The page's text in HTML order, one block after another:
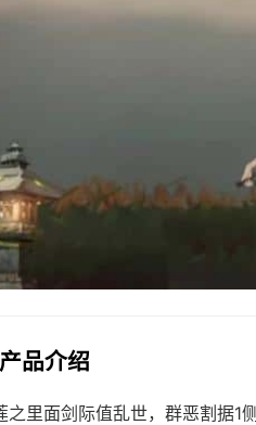
品介绍
之里面剑际值乱世，群恶割据1